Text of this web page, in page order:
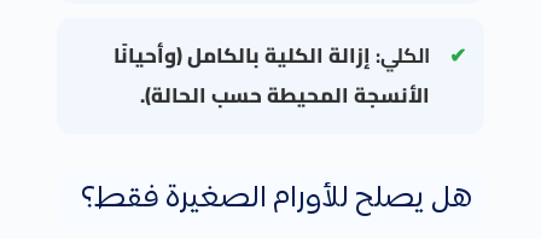
الكلي:إزالة الكلية بالكامل (وأحيانًا
الأنسجة المحيطة حسب الحالة).
هل يصلح للأورام الصغيرة فقط؟